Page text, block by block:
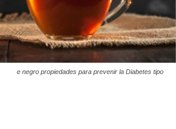
e negro propiedades para prevenir la Diabetes tipo